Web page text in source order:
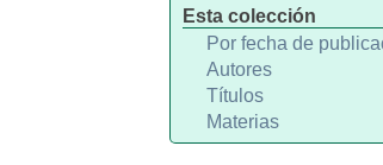
Esta colección
Por fecha de
Autores
Títulos
Materias